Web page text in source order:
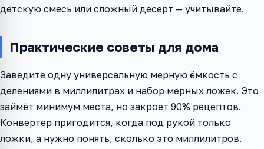
детскую смесь или сложный десерт — учитывайте.
Практические советы для дома
Заведите одну универсальную мерную ёмкость с
делениями в миллилитрах и набор мерных ложек. Это
займёт минимум места, но закроет 90% рецептов.
Конвертер пригодится, когда под рукой только
ложки, а нужно понять, сколько это миллилитров.